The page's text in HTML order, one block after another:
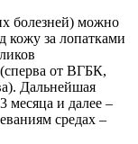
болезней) можно
кожу за лопатками
от ВГБК,
Дальнейшая
месяца и далее –
средах –